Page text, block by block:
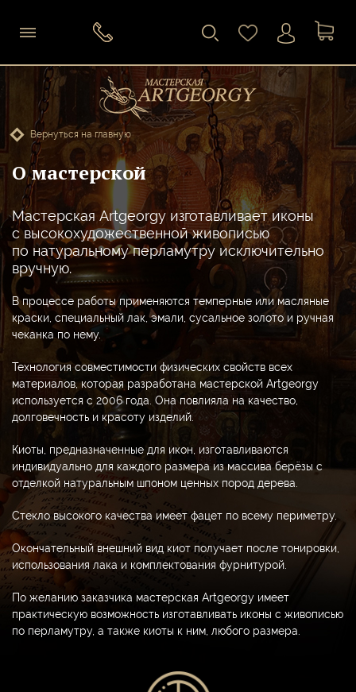
Вернуться на главную
О мастерской
Мастерская Artgeorgy изготавливает иконы
с высокохудожественной живописью
по натуральному перламутру исключительно
вручную.
В процессе работы применяются темперные или масляные
краски, специальный лак, эмали, сусальное золото и ручная
чеканка по нему.
Технология совместимости физических свойств всех
материалов, которая разработана мастерской Artgeorgy
используется с 2006 года. Она повлияла на качество,
долговечность и красоту изделий.
Киоты, предназначенные для икон, изготавливаются
индивидуально для каждого размера из массива берёзы с
отделкой натуральным шпоном ценных пород дерева.
Стекло высокого качества имеет фацет по всему периметру.
Окончательный внешний вид киот получает после тонировки,
использования лака и комплектования фурнитурой.
По желанию заказчика мастерская Artgeorgy имеет
практическую возможность изготавливать иконы с живописью
по перламутру, а также киоты к ним, любого размера.